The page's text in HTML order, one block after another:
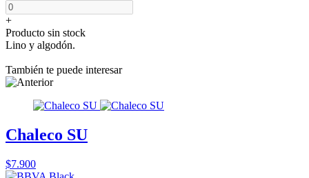
+
Producto sin stock
Lino y algodón.
También te puede interesar
Chaleco SU
$7.900